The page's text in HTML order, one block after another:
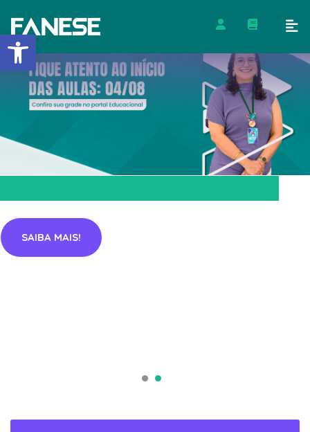
Barra de Ferramentas
SAIBA MAIS!